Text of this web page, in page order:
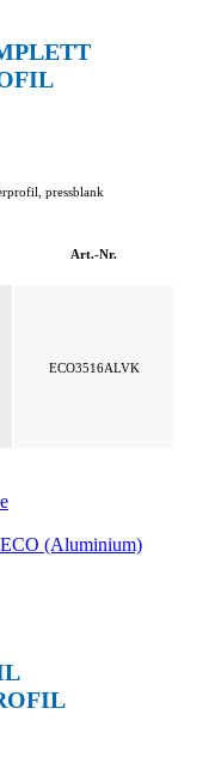
pressblank
Art.-Nr.
ECO3516ALVK
(Aluminium)